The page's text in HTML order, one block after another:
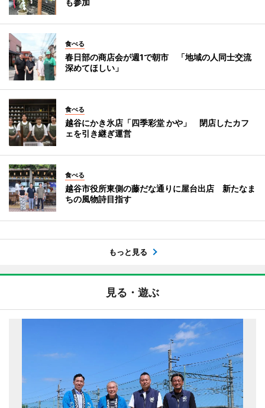
も参加
食べる
春日部の商店会が週1で朝市 「地域の人同士交流
深めてほしい」
食べる
越谷にかき氷店「四季彩堂 かや」 閉店したカフ
ェを引き継ぎ運営
食べる
越谷市役所東側の藤だな通りに屋台出店 新たなま
ちの風物詩目指す
もっと見る
見る・遊ぶ